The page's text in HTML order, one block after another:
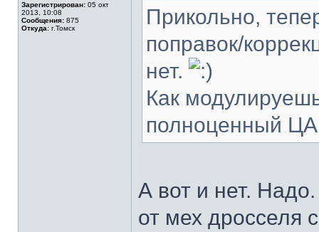
Зарегистрирован: 05 окт
2013, 10:08
Сообщения: 875
Откуда: г.Томск
Прикольно,
поправок/
нет.
Как
полноценный
А вот и нет.
от мех дросселя